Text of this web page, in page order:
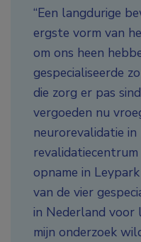
“Een langdurige
ergste vorm van
om ons heen
gespecialiseerde
die zorg er pas
vergoeden nu
neurorevalidatie in
opname in
van de vier
in Nederland voor
mijn onderzoek